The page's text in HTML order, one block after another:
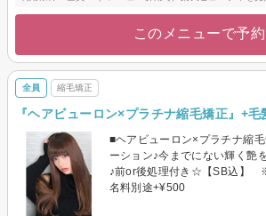
このメニューで予約
全員 縮毛矯正
『ヘアビューロン×プラチナ縮毛矯正』+
■ヘアビューロン×プラチナ縮
ーション♪今までにない輝く艶
♪前or後処理付き☆【SB込
名料別途+¥500